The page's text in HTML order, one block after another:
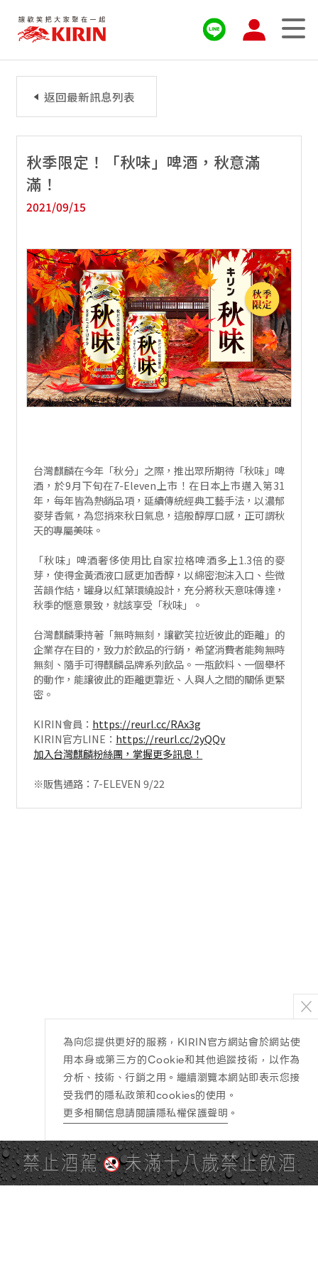
秋季限定！「秋味」啤酒，秋意滿
滿！
2021/09/15
台灣麒麟在今年「秋分」之際，推出眾所期待「秋味」啤
酒，於9月下旬在7-Eleven上市！在日本上市邁入第31
年，每年皆為熱銷品項，延續傳統經典工藝手法，以濃郁
麥芽香氣，為您捎來秋日氣息，這般醇厚口感，正可謂秋
天的專屬美味。
「秋味」啤酒奢侈使用比自家拉格啤酒多上1.3倍的麥
芽，使得金黃酒液口感更加香醇，以綿密泡沫入口、些微
苦韻作結，罐身以紅葉環繞設計，充分將秋天意味傳達，
秋季的愜意景致，就該享受「秋味」。
台灣麒麟秉持著「無時無刻，讓歡笑拉近彼此的距離」的
企業存在目的，致力於飲品的行銷，希望消費者能夠無時
無刻、隨手可得麒麟品牌系列飲品。一瓶飲料、一個舉杯
的動作，能讓彼此的距離更靠近、人與人之間的關係更緊
密。
KIRIN會員： https://reurl.cc/RAx3g
KIRIN官方LINE： https://reurl.cc/2yQQv
加入台灣麒麟粉絲團，掌握更多訊息！
※販售通路：7-ELEVEN 9/22
返回最新訊息列表
禁止酒駕 未滿十八歲禁止飲酒
為向您提供更好的服務，KIRIN官方網站會於網站使
用本身或第三方的Cookie和其他追蹤技術，以作為
分析、技術、行銷之用。繼續瀏覽本網站即表示您接
受我們的隱私政策和cookies的使用。
更多相關信息請閱讀隱私權保護聲明 。
PAGE TOP